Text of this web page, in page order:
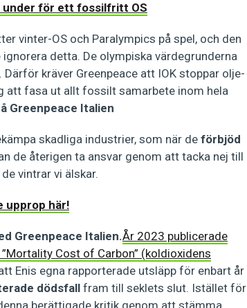
under för ett fossilfritt OS
vinter-OS och Paralympics på spel, och den
detta. De olympiska värdegrunderna
kräver Greenpeace att IOK stoppar olje-
att fasa ut allt fossilt samarbete inom hela
Greenpeace Italien
skadliga industrier, som när de förbjöd
de återigen ta ansvar genom att tacka nej till
vintrar vi älskar.
upprop här!
Greenpeace Italien.År 2023 publicerade
Cost of Carbon” (koldioxidens
Enis egna rapporterade utsläpp för enbart år
dödsfall fram till seklets slut. Istället för
berättigade kritik genom att stämma